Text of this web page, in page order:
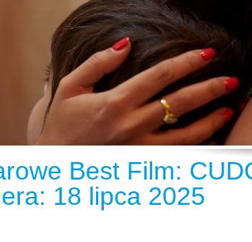
Best Film:
18 lipca 2025